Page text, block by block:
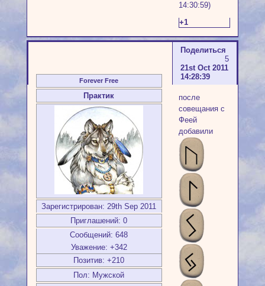
14:30:59)
+1
Поделиться
5
21st Oct 2011
14:28:39
Forever Free
Практик
Зарегистрирован: 29th Sep 2011
Приглашений: 0
Сообщений: 648
Уважение: +342
Позитив: +210
Пол: Мужской
после
совещания с
Феей
добавили